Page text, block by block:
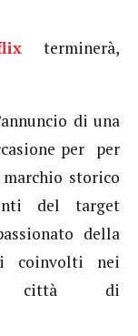
terminerà,
di una
per per
storico
del target
della
coinvolti nei
città di